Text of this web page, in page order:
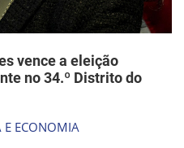
vence a eleição
no 34.º Distrito do
E ECONOMIA